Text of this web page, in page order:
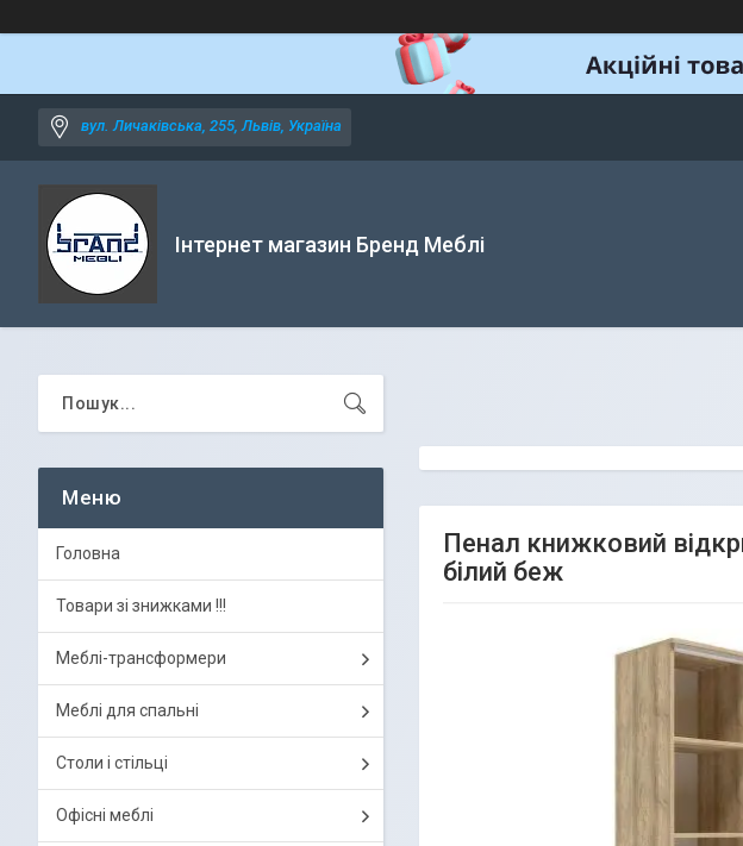
вул. Личаківська, 255, Львів, Україна
Інтернет магазин Бренд Меблі
Пенал книжковий
білий беж
Головна
Товари зі знижками !!!
Меблі-трансформери
Меблі для спальні
Столи і стільці
Офісні меблі